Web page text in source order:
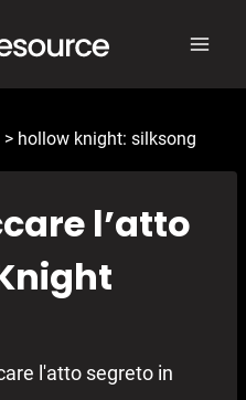
> hollow knight: silksong
l’atto
l'atto segreto in